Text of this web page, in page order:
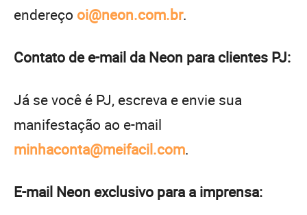
endereço oi@neon.com.br.
Contato de e-mail da Neon para clientes PJ:
Já se você é PJ, escreva e envie sua
manifestação ao e-mail
minhaconta@meifacil.com.
E-mail Neon exclusivo para a imprensa: